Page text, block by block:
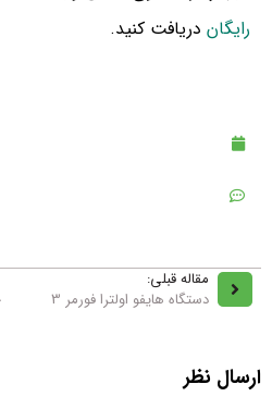
رایگان دریافت کنید.
مقاله قبلی:
دستگاه هایفو اولترا فورمر 3
ارسال نظر